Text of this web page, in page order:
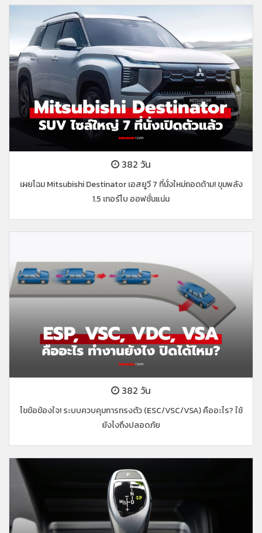
382 วัน
เผยโฉม Mitsubishi Destinator เอสยูวี 7 ที่นั่งใหม่ถอดด้าม! ขุมพลัง
1.5 เทอร์โบ ออฟชั่นแน่น
382 วัน
ไขข้อข้องใจ! ระบบควบคุมการทรงตัว (ESC/VSC/VSA) คืออะไร? ใช้
ยังไงถึงปลอดภัย